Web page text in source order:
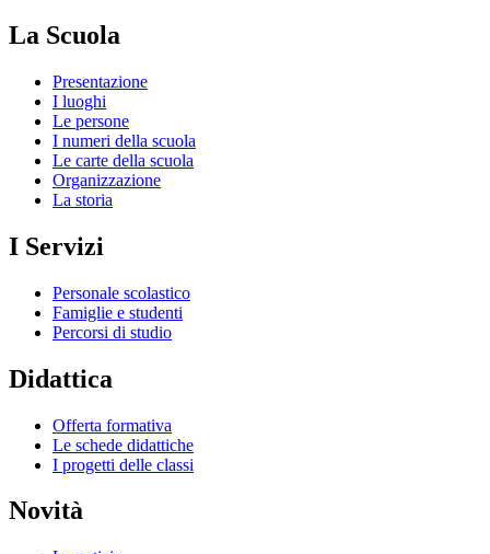
La Scuola
Presentazione
I luoghi
Le persone
I numeri della scuola
Le carte della scuola
Organizzazione
La storia
I Servizi
Personale scolastico
Famiglie e studenti
Percorsi di studio
Didattica
Offerta formativa
Le schede didattiche
I progetti delle classi
Novità